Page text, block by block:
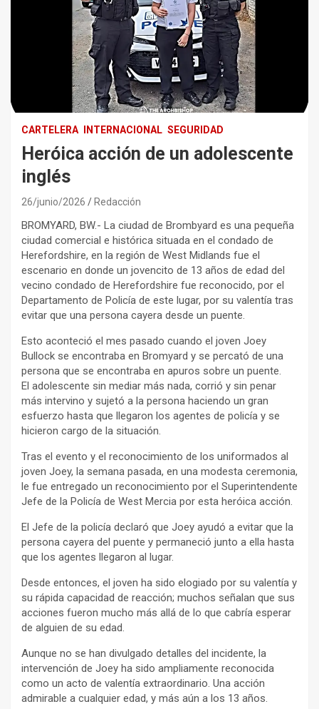
CARTELERA INTERNACIONAL SEGURIDAD
Heróica acción de un adolescente
inglés
26/junio/2026 Redacción
BROMYARD, BW.- La ciudad de Brombyard es una pequeña
ciudad comercial e histórica situada en el condado de
Herefordshire, en la región de West Midlands fue el
escenario en donde un jovencito de 13 años de edad del
vecino condado de Herefordshire fue reconocido, por el
Departamento de Policía de este lugar, por su valentía tras
evitar que una persona cayera desde un puente.
Esto aconteció el mes pasado cuando el joven Joey
Bullock se encontraba en Bromyard y se percató de una
persona que se encontraba en apuros sobre un puente.
El adolescente sin mediar más nada, corrió y sin penar
más intervino y sujetó a la persona haciendo un gran
esfuerzo hasta que llegaron los agentes de policía y se
hicieron cargo de la situación.
Tras el evento y el reconocimiento de los uniformados al
joven Joey, la semana pasada, en una modesta ceremonia,
le fue entregado un reconocimiento por el Superintendente
Jefe de la Policía de West Mercia por esta heróica acción.
El Jefe de la policía declaró que Joey ayudó a evitar que la
persona cayera del puente y permaneció junto a ella hasta
que los agentes llegaron al lugar.
Desde entonces, el joven ha sido elogiado por su valentía y
su rápida capacidad de reacción; muchos señalan que sus
acciones fueron mucho más allá de lo que cabría esperar
de alguien de su edad.
Aunque no se han divulgado detalles del incidente, la
intervención de Joey ha sido ampliamente reconocida
como un acto de valentía extraordinario. Una acción
admirable a cualquier edad, y más aún a los 13 años.